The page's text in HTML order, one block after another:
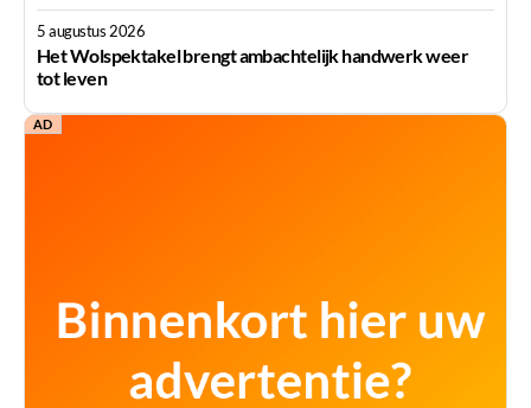
5 augustus 2026
Het Wolspektakel brengt ambachtelijk handwerk weer
tot leven
AD